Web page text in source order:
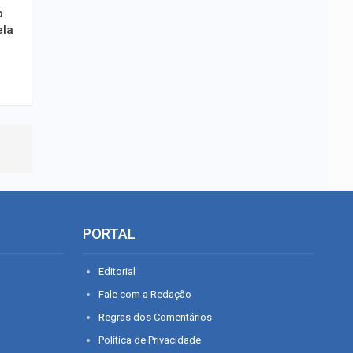
PORTAL
Editorial
Fale com a Redação
Regras dos Comentários
Política de Privacidade